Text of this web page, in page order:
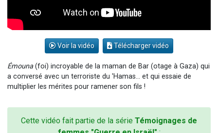
Voir la vidéo Télécharger vidéo
Émouna(foi) incroyable de la maman de Bar (otage à Gaza) qui
a conversé avec un terroriste du 'Hamas... et qui essaie de
multiplier les mérites pour ramener son fils !
Cette vidéo fait partie de la série Témoignages de